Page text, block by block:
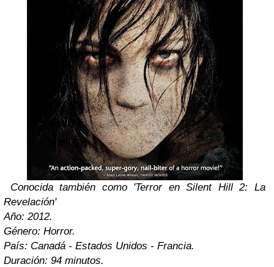
Conocida también como 'Terror en Silent Hill 2: La
Revelación'
Año: 2012.
Género: Horror.
País: Canadá - Estados Unidos - Francia.
Duración: 94 minutos.